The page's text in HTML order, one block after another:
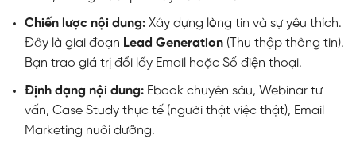
Chiến lược nội dung:Xây dựng lòng tin và sự yêu thích.
Đây là giai đoạn Lead Generation(Thu thập thông tin).
Bạn trao giá trị đổi lấy Email hoặc Số điện thoại.
Định dạng nội dung:Ebook chuyên sâu, Webinar tư
vấn, Case Study thực tế (người thật việc thật), Email
Marketing nuôi dưỡng.